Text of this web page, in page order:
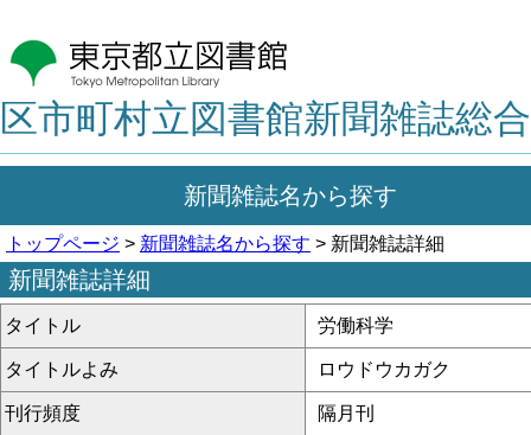
区市町村立図書館新聞雑誌総
新聞雑誌名から探す
トップページ > 新聞雑誌名から探す > 新聞雑誌詳細
新聞雑誌詳細
タイトル 労働科学
タイトルよみ ロウドウカガク
刊行頻度 隔月刊